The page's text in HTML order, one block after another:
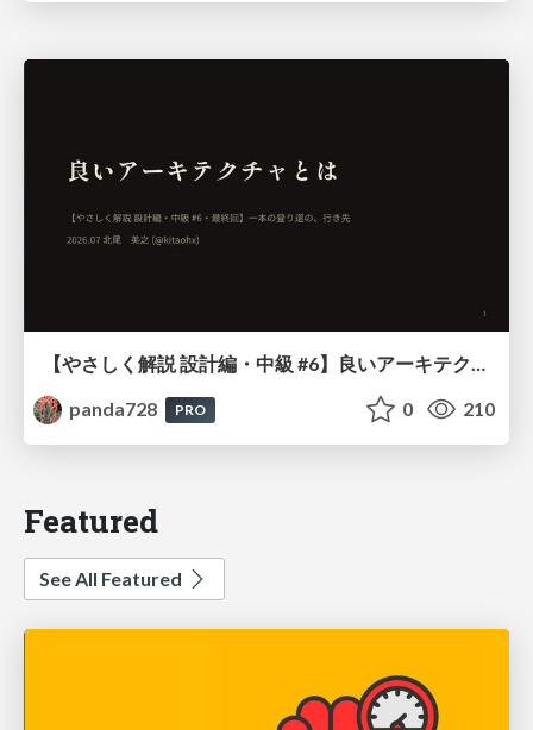
【やさしく解説 設計編・中級 #6】良いアーキテクチャとは ～ 一本の登り道の、行き先 ～
panda728
PRO 0 210
Featured
See All Featured